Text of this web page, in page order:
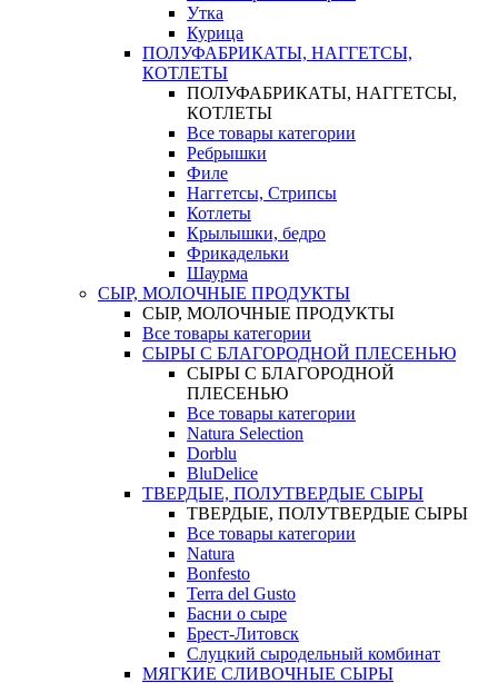
Утка
Курица
ПОЛУФАБРИКАТЫ, НАГГЕТСЫ,
КОТЛЕТЫ
ПОЛУФАБРИКАТЫ, НАГГЕТСЫ,
КОТЛЕТЫ
Все товары категории
Ребрышки
Филе
Наггетсы, Стрипсы
Котлеты
Крылышки, бедро
Фрикадельки
Шаурма
СЫР, МОЛОЧНЫЕ ПРОДУКТЫ
СЫР, МОЛОЧНЫЕ ПРОДУКТЫ
Все товары категории
СЫРЫ С БЛАГОРОДНОЙ ПЛЕСЕНЬЮ
СЫРЫ С БЛАГОРОДНОЙ
ПЛЕСЕНЬЮ
Все товары категории
Natura Selection
Dorblu
BluDelice
ТВЕРДЫЕ, ПОЛУТВЕРДЫЕ СЫРЫ
ТВЕРДЫЕ, ПОЛУТВЕРДЫЕ СЫРЫ
Все товары категории
Natura
Bonfesto
Terra del Gusto
Басни о сыре
Брест-Литовск
Слуцкий сыродельный комбинат
МЯГКИЕ СЛИВОЧНЫЕ СЫРЫ